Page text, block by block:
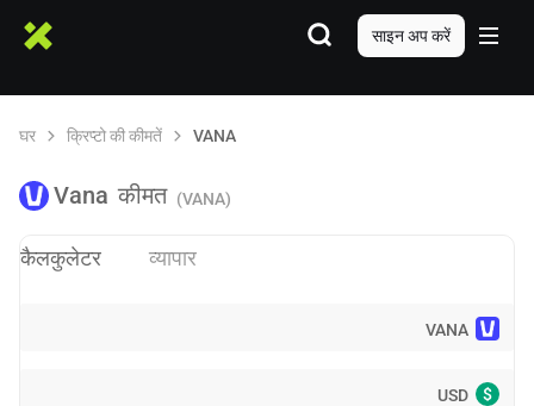
साइन अप करें
घर क्रिप्टो की कीमतें VANA
Vana कीमत (VANA)
कैलकुलेटर व्यापार
VANA
USD $